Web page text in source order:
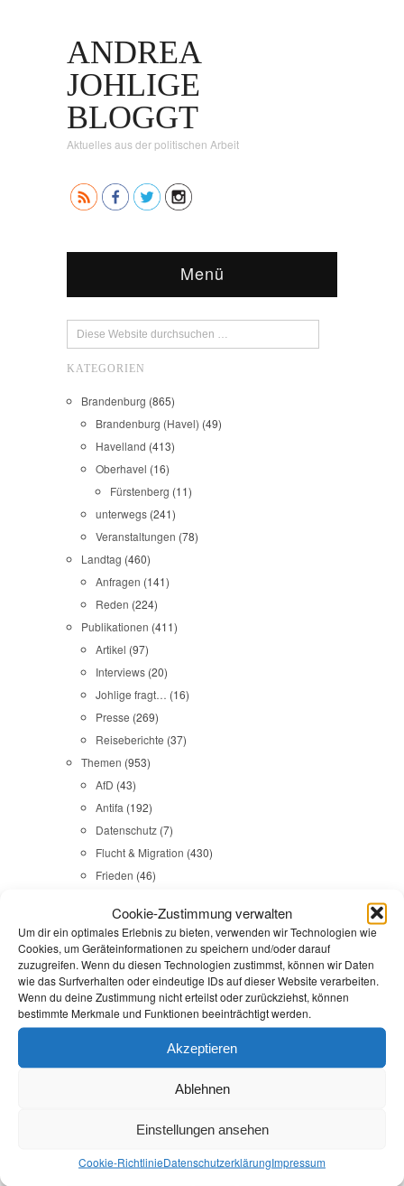
Cookie-Zustimmung verwalten
Um dir ein optimales Erlebnis zu bieten, verwenden wir Technologien wie
Cookies, um Geräteinformationen zu speichern und/oder darauf
zuzugreifen. Wenn du diesen Technologien zustimmst, können wir Daten
wie das Surfverhalten oder eindeutige IDs auf dieser Website verarbeiten.
Wenn du deine Zustimmung nicht erteilst oder zurückziehst, können
bestimmte Merkmale und Funktionen beeinträchtigt werden.
Akzeptieren
Ablehnen
Einstellungen ansehen
Cookie-RichtlinieDatenschutz­erklärungImpressum
ANDREA
JOHLIGE
BLOGGT
Aktuelles aus der politischen Arbeit
Menü
KATEGORIEN
Brandenburg (865)
Brandenburg (Havel) (49)
Havelland (413)
Oberhavel (16)
Fürstenberg (11)
unterwegs (241)
Veranstaltungen (78)
Landtag (460)
Anfragen (141)
Reden (224)
Publikationen (411)
Artikel (97)
Interviews (20)
Johlige fragt… (16)
Presse (269)
Reiseberichte (37)
Themen (953)
AfD (43)
Antifa (192)
Datenschutz (7)
Flucht & Migration (430)
Frieden (46)
Gesundheit(43)
Gleichstellung
Internationales(65)
Kommunales(107)
LINKES(108)
NSU(29)
Religion & Dialog(35)
Durchsuchen:Startseite/No pasaran
,Antifa